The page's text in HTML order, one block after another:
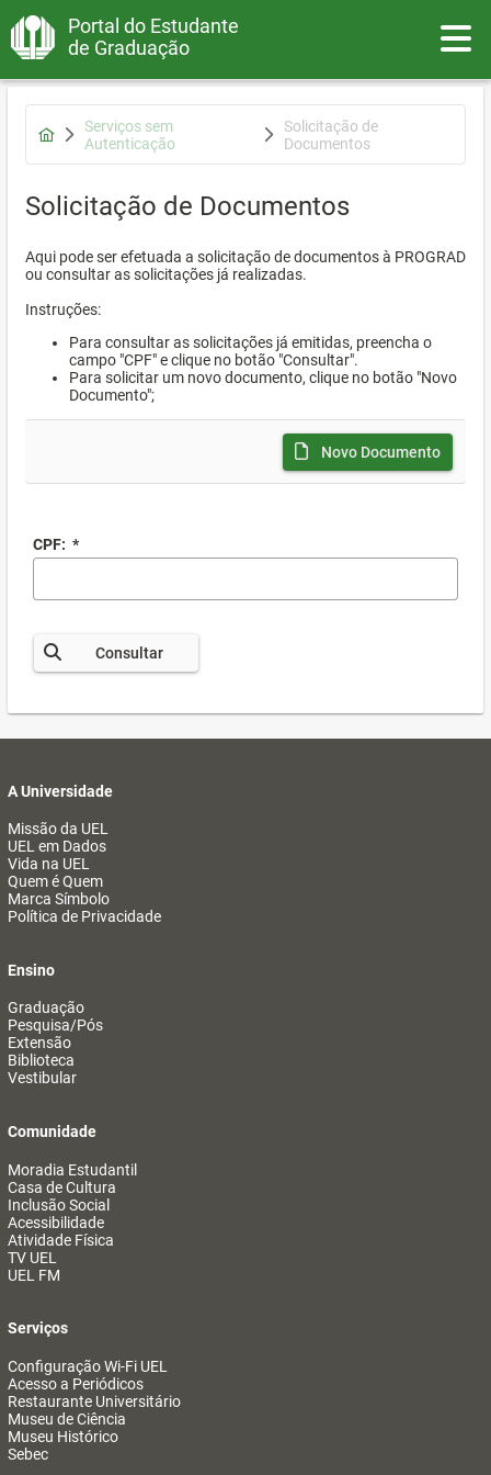
Portal do Estudante
de Graduação
Serviços sem
Autenticação
Solicitação de
Documentos
Solicitação de Documentos
Aqui pode ser efetuada a solicitação de documentos à PROGRAD
ou consultar as solicitações já realizadas.
Instruções:
Para consultar as solicitações já emitidas, preencha o
campo "CPF" e clique no botão "Consultar".
Para solicitar um novo documento, clique no botão "Novo
Documento";
Novo Documento
CPF: *
Consultar
A Universidade
Missão da UEL
UEL em Dados
Vida na UEL
Quem é Quem
Marca Símbolo
Política de Privacidade
Ensino
Graduação
Pesquisa/Pós
Extensão
Biblioteca
Vestibular
Comunidade
Moradia Estudantil
Casa de Cultura
Inclusão Social
Acessibilidade
Atividade Física
TV UEL
UEL FM
Serviços
Configuração Wi-Fi UEL
Acesso a Periódicos
Restaurante Universitário
Museu de Ciência
Museu Histórico
Sebec